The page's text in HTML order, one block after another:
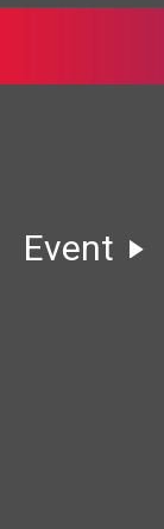
Event